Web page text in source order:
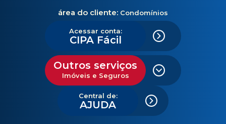
área do cliente: Condomínios
Acessar conta:
CIPA Fácil
Outros serviços
Imóveis e Seguros
Central de:
AJUDA